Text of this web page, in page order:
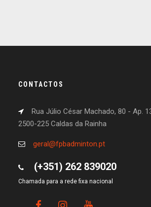
CONTACTOS
Rua Júlio César Machado, 80 - Ap.
2500-225 Caldas da Rainha
geral@fpbadminton.pt
(+351) 262 839020
Chamada para a rede fixa nacional